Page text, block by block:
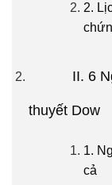
2.
II. 6
thuyết Dow
1.
cả